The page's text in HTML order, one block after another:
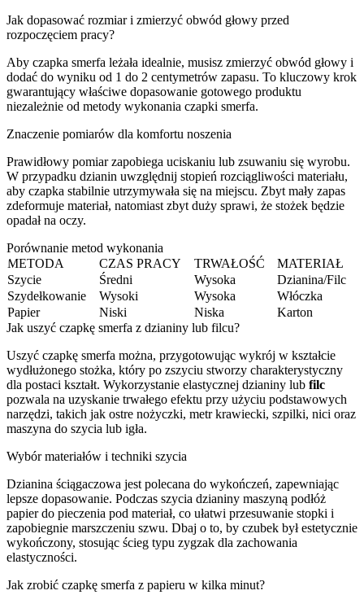
Jak dopasować rozmiar i zmierzyć obwód głowy przed
rozpoczęciem pracy?
Aby czapka smerfa leżała idealnie, musisz zmierzyć obwód głowy i
dodać do wyniku od 1 do 2 centymetrów zapasu. To kluczowy krok
gwarantujący właściwe dopasowanie gotowego produktu
niezależnie od metody wykonania czapki smerfa.
Znaczenie pomiarów dla komfortu noszenia
Prawidłowy pomiar zapobiega uciskaniu lub zsuwaniu się wyrobu.
W przypadku dzianin uwzględnij stopień rozciągliwości materiału,
aby czapka stabilnie utrzymywała się na miejscu. Zbyt mały zapas
zdeformuje materiał, natomiast zbyt duży sprawi, że stożek będzie
opadał na oczy.
Porównanie metod wykonania
METODA
CZAS PRACY TRWAŁOŚĆ
MATERIAŁ
Szycie
Średni Wysoka
Dzianina/Filc
Szydełkowanie
Wysoki Wysoka
Włóczka
Papier
Niski Niska
Karton
Jak uszyć czapkę smerfa z dzianiny lub filcu?
Uszyć czapkę smerfa można, przygotowując wykrój w kształcie
wydłużonego stożka, który po zszyciu stworzy charakterystyczny
dla postaci kształt. Wykorzystanie elastycznej dzianiny lub filc
pozwala na uzyskanie trwałego efektu przy użyciu podstawowych
narzędzi, takich jak ostre nożyczki, metr krawiecki, szpilki, nici oraz
maszyna do szycia lub igła.
Wybór materiałów i techniki szycia
Dzianina ściągaczowa jest polecana do wykończeń, zapewniając
lepsze dopasowanie. Podczas szycia dzianiny maszyną podłóż
papier do pieczenia pod materiał, co ułatwi przesuwanie stopki i
zapobiegnie marszczeniu szwu. Dbaj o to, by czubek był estetycznie
wykończony, stosując ścieg typu zygzak dla zachowania
elastyczności.
Jak zrobić czapkę smerfa z papieru w kilka minut?